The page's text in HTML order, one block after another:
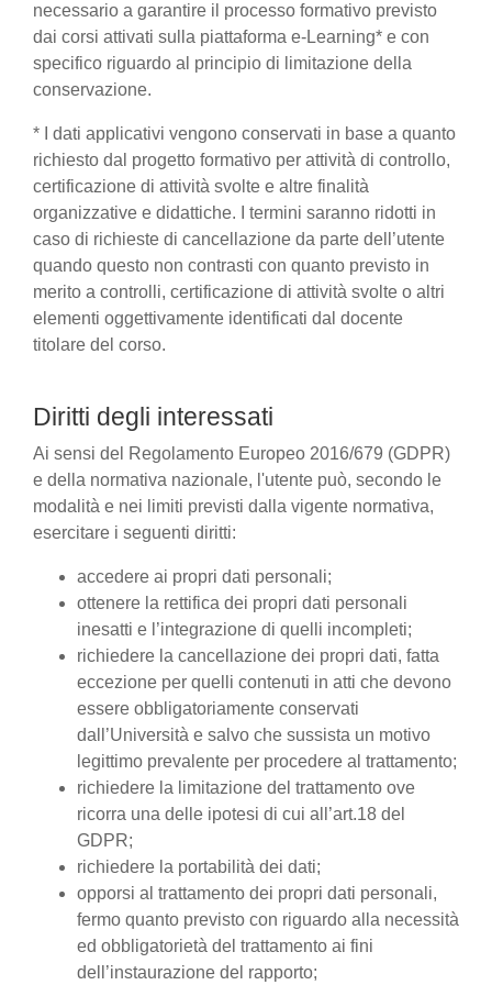
necessario a garantire il processo formativo previsto
dai corsi attivati sulla piattaforma e-Learning* e con
specifico riguardo al principio di limitazione della
conservazione.
* I dati applicativi vengono conservati in base a quanto
richiesto dal progetto formativo per attività di controllo,
certificazione di attività svolte e altre finalità
organizzative e didattiche. I termini saranno ridotti in
caso di richieste di cancellazione da parte dell’utente
quando questo non contrasti con quanto previsto in
merito a controlli, certificazione di attività svolte o altri
elementi oggettivamente identificati dal docente
titolare del corso.
Diritti degli interessati
Ai sensi del Regolamento Europeo 2016/679 (GDPR)
e della normativa nazionale, l'utente può, secondo le
modalità e nei limiti previsti dalla vigente normativa,
esercitare i seguenti diritti:
accedere ai propri dati personali;
ottenere la rettifica dei propri dati personali
inesatti e l’integrazione di quelli incompleti;
richiedere la cancellazione dei propri dati, fatta
eccezione per quelli contenuti in atti che devono
essere obbligatoriamente conservati
dall’Università e salvo che sussista un motivo
legittimo prevalente per procedere al trattamento;
richiedere la limitazione del trattamento ove
ricorra una delle ipotesi di cui all’art.18 del
GDPR;
richiedere la portabilità dei dati;
opporsi al trattamento dei propri dati personali,
fermo quanto previsto con riguardo alla necessità
ed obbligatorietà del trattamento ai fini
dell’instaurazione del rapporto;